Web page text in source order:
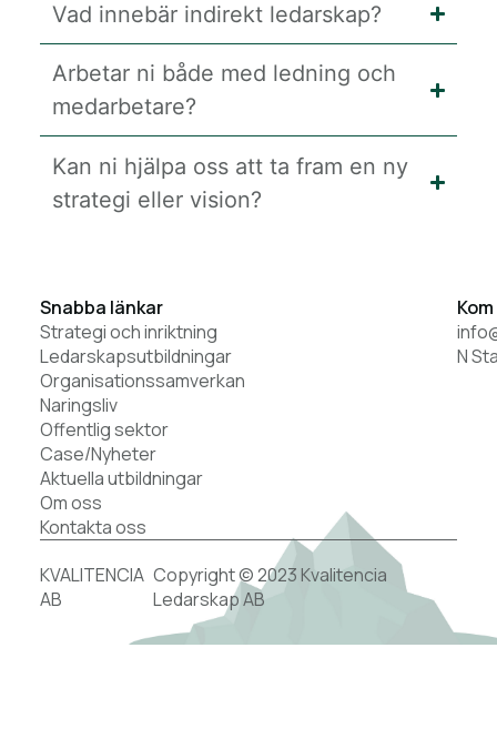
Vad innebär indirekt ledarskap?
Arbetar ni både med ledning och
medarbetare?
Kan ni hjälpa oss att ta fram en ny
strategi eller vision?
Snabba länkar
Strategi och inriktning
Ledarskapsutbildningar
Organisationssamverkan
Naringsliv
Offentlig sektor
Case/Nyheter
Aktuella utbildningar
Om oss
Kontakta oss
N
KVALITENCIA
AB
Copyright © 2023 Kvalitencia
Ledarskap AB